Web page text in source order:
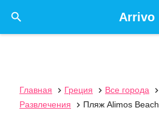
Arrivo

Главная  Греция  Все города 
Развлечения
 Пляж Alimos Beach